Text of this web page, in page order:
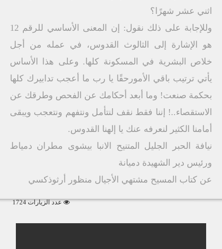
اثني عشر شهرًا؟
وللإجابة على ذلك نقول: إن المعنى الأساسي للرقم 12
هو الإشارة إلى الثالوث القدوس، في عمله من أجل
خلاص البشرية في المسكونة كلها. وعلى هذا الأساس
يأتي ترتيب باقي الأمورحقًا يا رب ما أعجب تدابيرك كلها
بحكمة صنعت! وما أبعد أحكامك عن الفحص وطرقك عن
الاستقصاء..! إننا فقط نقف لنتأمل ونتفهم ونتعجب ويبقى
أمامنا الكثير لنعرفه عنك يا إلهنا القدوس.
نيافة الحبر الجليل المتنيح الانبا بيشوى مطران دمياط
ورئيس دير الشهيدة دميانة
عن كتاب المسيح مشتهي الأجيال منظور أرثوذكسي
عدد الزيارات 1724